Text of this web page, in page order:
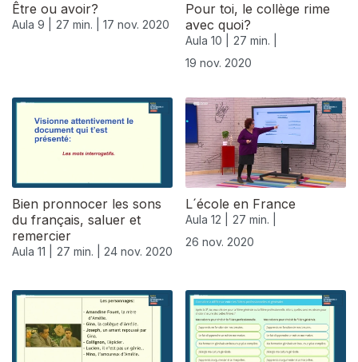
Être ou avoir?
Aula 9 | 27 min. | 17 nov. 2020
Pour toi, le collège rime
avec quoi?
Aula 10 |
27 min. |
19 nov. 2020
Bien pronnocer les sons
du français, saluer et
remercier
Aula 11 | 27 min. | 24 nov. 2020
L´école en France
Aula 12 |
27 min. |
26 nov. 2020
508476